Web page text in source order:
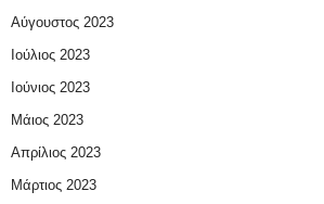
Αύγουστος 2023
Ιούλιος 2023
Ιούνιος 2023
Μάιος 2023
Απρίλιος 2023
Μάρτιος 2023